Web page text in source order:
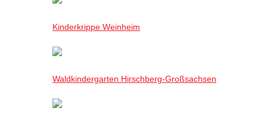
Kinderkrippe Weinheim
Waldkindergarten Hirschberg-Großsachsen